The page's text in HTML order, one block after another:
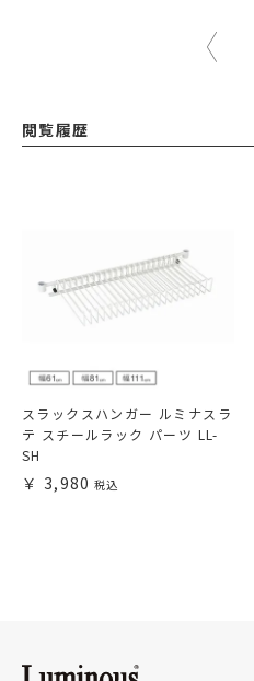
閲覧履歴
スラックスハンガー ルミナスラ
テ スチールラック パーツ LL-
SH
3,980